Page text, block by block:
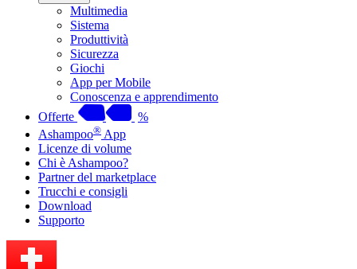
Multimedia
Sistema
Produttività
Sicurezza
Giochi
App per Mobile
Conoscenza e apprendimento
Offerte
%
Ashampoo® App
Licenze di volume
Chi è Ashampoo?
Partner del marketplace
Trucchi e consigli
Download
Supporto